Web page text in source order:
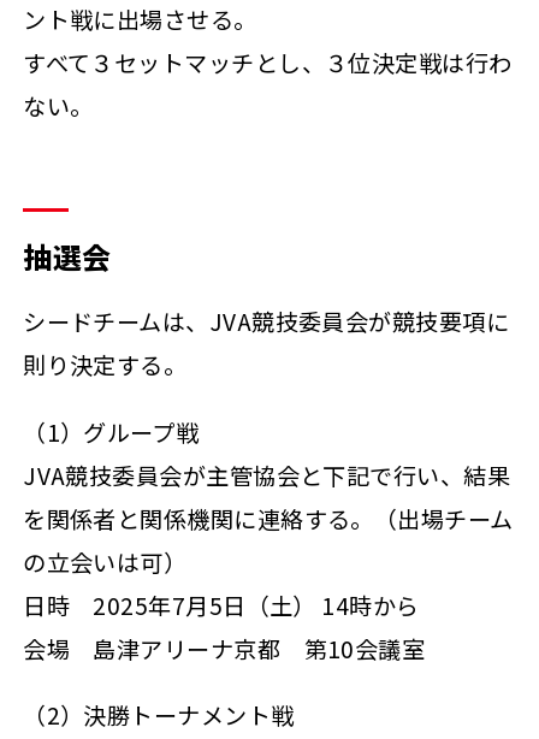
ント戦に出場させる。
すべて３セットマッチとし、３位決定戦は行わ
ない。
抽選会
シードチームは、JVA競技委員会が競技要項に
則り決定する。
（1）グループ戦
JVA競技委員会が主管協会と下記で行い、結果
を関係者と関係機関に連絡する。（出場チーム
の立会いは可）
日時 2025年7月5日（土） 14時から
会場 島津アリーナ京都 第10会議室
（2）決勝トーナメント戦